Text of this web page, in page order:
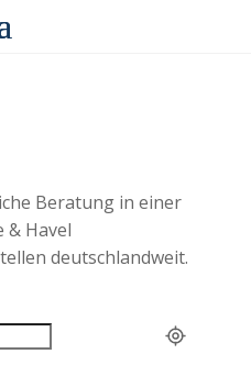
Beratung in einer
& Havel
deutschlandweit.